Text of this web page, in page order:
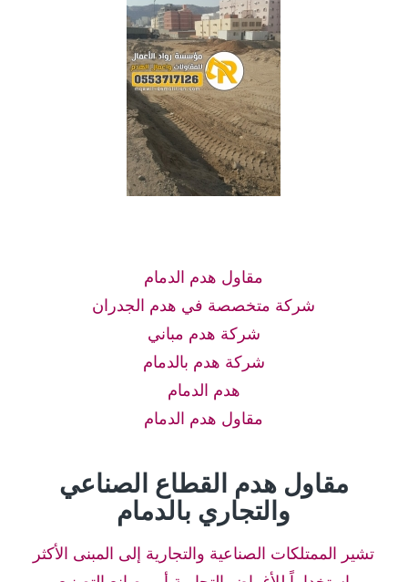
مقاول هدم الدمام
شركة متخصصة في هدم الجدران
شركة هدم مباني
شركة هدم بالدمام
هدم الدمام
مقاول هدم الدمام
مقاول هدم القطاع الصناعي
والتجاري بالدمام
تشير الممتلكات الصناعية والتجارية إلى المبنى الأكثر